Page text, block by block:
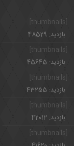
بازدید: 48529
[thumbnails]
بازدید: 45645
بازدید: 43255
بازدید: 42012